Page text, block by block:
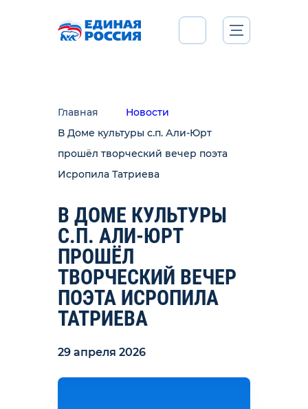
Главная
Новости
В Доме культуры с.п. Али-Юрт
прошёл творческий вечер поэта
Исропила Татриева
В ДОМЕ КУЛЬТУРЫ
С.П. АЛИ-ЮРТ
ПРОШЁЛ
ТВОРЧЕСКИЙ ВЕЧЕР
ПОЭТА ИСРОПИЛА
ТАТРИЕВА
29 апреля 2026